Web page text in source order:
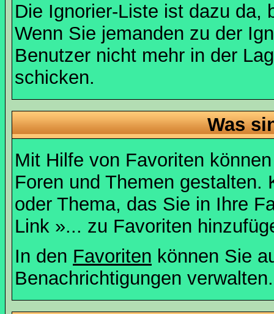
Die Ignorier-Liste ist dazu da,
Wenn Sie jemanden zu der
Benutzer nicht mehr in der
schicken.
Was
Mit Hilfe von Favoriten
Foren und Themen
oder Thema, das Sie in Ihre
Link »... zu Favoriten
In den Favoriten können Sie
Benachrichtigungen verwalten.